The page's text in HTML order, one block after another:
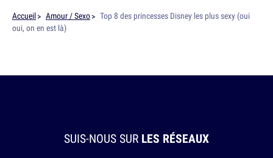
Accueil Amour / Sexo
Top 8 des princesses Disney les plus sexy (oui
oui, on en est là)
SUIS-NOUS SUR LES RÉSEAUX